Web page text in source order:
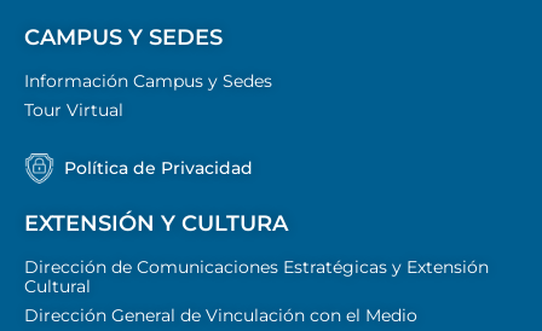
CAMPUS Y SEDES
Información Campus y Sedes
Tour Virtual
Política de Privacidad
EXTENSIÓN Y CULTURA
Dirección de Comunicaciones Estratégicas y Extensión
Cultural
Dirección General de Vinculación con el Medio